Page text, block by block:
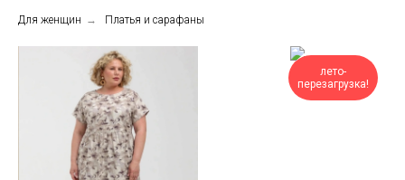
Для женщин → Платья и сарафаны
лето-
перезагрузка!